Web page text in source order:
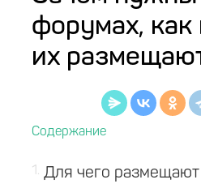
форумах, как
их
1
Для чего размещают